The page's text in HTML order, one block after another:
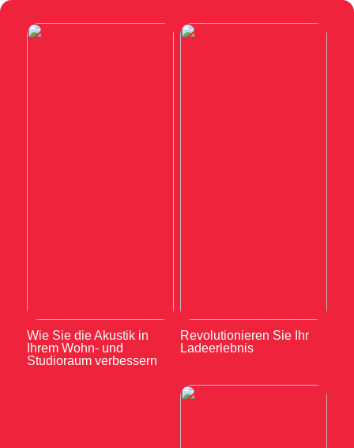
Wie Sie die Akustik in
Ihrem Wohn- und
Studioraum verbessern
Revolutionieren Sie Ihr
Ladeerlebnis